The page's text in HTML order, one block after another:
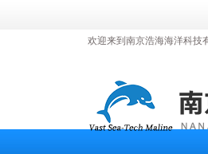
欢迎来到南京浩海海洋科技